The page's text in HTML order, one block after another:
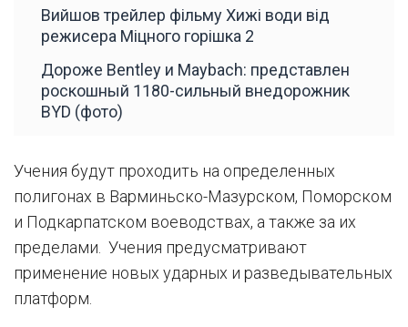
Вийшов трейлер фільму Хижі води від
режисера Міцного горішка 2
Дороже Bentley и Maybach: представлен
роскошный 1180-сильный внедорожник
BYD (фото)
Учения будут проходить на определенных
полигонах в Варминьско-Мазурском, Поморском
и Подкарпатском воеводствах, а также за их
пределами. Учения предусматривают
применение новых ударных и разведывательных
платформ.